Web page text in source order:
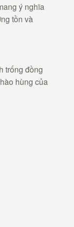
ý nghĩa
tồn và
trống đồng
hùng của